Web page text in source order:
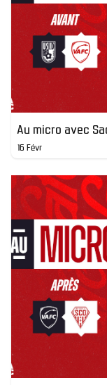
Au micro avec
16 Févr